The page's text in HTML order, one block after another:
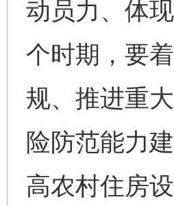
动员力、体
个时期，要
规、推进重
险防范能力
高农村住房